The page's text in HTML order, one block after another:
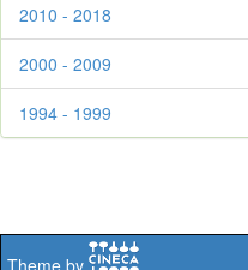
2010 - 2018
2000 - 2009
1994 - 1999
Theme by